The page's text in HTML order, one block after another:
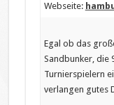
Webseite:
Egal ob das
Sandbunker, die
Turnierspielern
verlangen gutes